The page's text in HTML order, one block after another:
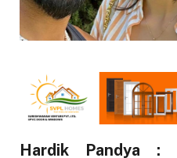
Hardik Pandya :